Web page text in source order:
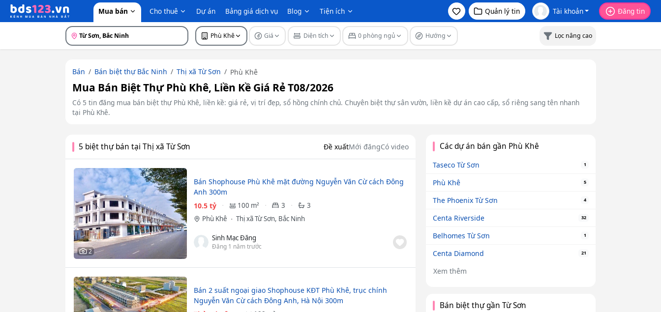
Mua bán Cho thuê Dự án Bảng giá dịch vụ Blog Tiện ích Quản lý tin Tài khoản Đăng tin
Từ Sơn, Bắc Ninh Phù Khê Giá Diện tích 0 phòng ngủ Hướng Lọc nâng cao
Bán Bán biệt thự Bắc Ninh Thị xã Từ Sơn Phù Khê
Mua Bán Biệt Thự Phù Khê, Liền Kề Giá Rẻ T08/2026
Có 5 tin đăng mua bán biệt thự Phù Khê, liền kề: giá rẻ, vị trí đẹp, sổ hồng chính chủ. Chuyên biệt thự sân vườn, liền kề dự án cao cấp, sổ riêng sang tên nhanh
tại Phù Khê.
5 biệt thự bán tại Thị xã Từ Sơn Đề xuấtMới đăngCó video
2
Bán Shophouse Phù Khê mặt đường Nguyễn Văn Cừ cách Đông
Anh 300m
10.5 tỷ
100 m² 3
3
Phù Khê
Thị xã Từ Sơn, Bắc Ninh
Sinh Mạc Đăng
Đăng 1 năm trước
Bán 2 suất ngoại giao Shophouse KĐT Phù Khê, trục chính
Nguyễn Văn Cừ cách Đông Anh, Hà Nội 300m
Các dự án bán gần Phù Khê
Taseco Từ Sơn 1
Phù Khê 5
The Phoenix Từ Sơn 4
Centa Riverside 32
Belhomes Từ Sơn 1
Centa Diamond 21
Xem thêm
Bán biệt thự gần Từ Sơn